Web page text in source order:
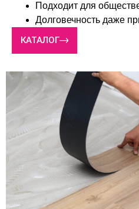
Подходит для
Долговечность даже
КАТАЛОГ